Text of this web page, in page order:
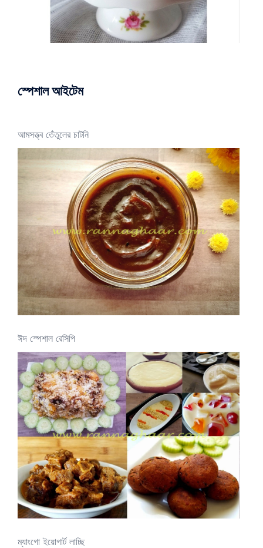
স্পেশাল আইটেম
আমসত্ত্ব তেঁতুলের চাটনি
ঈদ স্পেশাল রেসিপি
ম্যাংগো ইয়োগার্ট লাচ্ছি